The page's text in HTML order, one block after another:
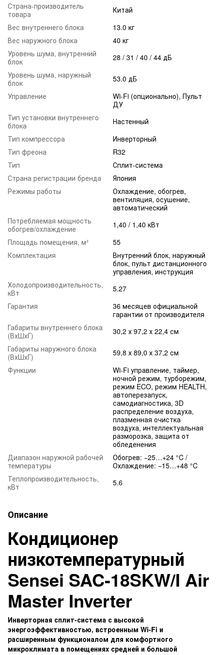
Страна-производитель
товара
Китай
Вес внутреннего блока
13.0 кг
Вес наружного блока
40 кг
Уровень шума, внутренний
блок
28 / 31 / 40 / 44 дБ
Уровень шума, наружный
блок
53.0 дБ
Управление
Wi-Fi (опционально), Пульт
ДУ
Тип установки внутреннего
блока
Настенный
Тип компрессора
Инверторный
Тип фреона
R32
Тип
Сплит-система
Страна регистрации бренда
Япония
Режимы работы
Охлаждение, обогрев,
вентиляция, осушение,
автоматический
Потребляемая мощность
обогрев/охлаждение
1,40 / 1,40 кВт
Площадь помещения, м²
55
Комплектация
Внутренний блок, наружный
блок, пульт дистанционного
управления, инструкция
Холодопроизводительность,
кВт
5.27
Гарантия
36 месяцев официальной
гарантии от производителя
Габариты внутреннего блока
(ВхШхГ)
30,2 х 97,2 х 22,4 см
Габариты наружного блока
(ВхШхГ)
59,8 х 89,0 х 37,2 см
Функции
Wi-Fi управление, таймер,
ночной режим, турборежим,
режим ECO, режим HEALTH,
автоперезапуск,
самодиагностика, 3D
распределение воздуха,
плазменная очистка
воздуха, интеллектуальная
разморозка, защита от
обледенения
Диапазон наружной рабочей
температуры
Обогрев: −25…+24 °C /
Охлаждение: −15…+48 °C
Теплопроизводительность,
кВт
5.6
Описание
Кондиционер
низкотемпературный
Sensei SAC-18SKW/I Air
Master Inverter
Инверторная сплит-система с высокой
энергоэффективностью, встроенным Wi-Fi и
расширенным функционалом для комфортного
микроклимата в помещениях средней и большой